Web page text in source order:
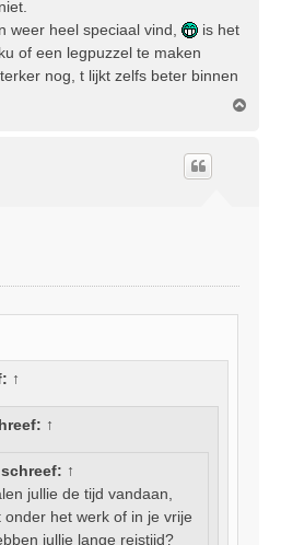
weer heel speciaal vind,
is het
of een legpuzzel te maken
nog, t lijkt zelfs beter binnen
↑
↑
schreef: ↑
jullie de tijd vandaan,
onder het werk of in je vrije
jullie lange reistijd?